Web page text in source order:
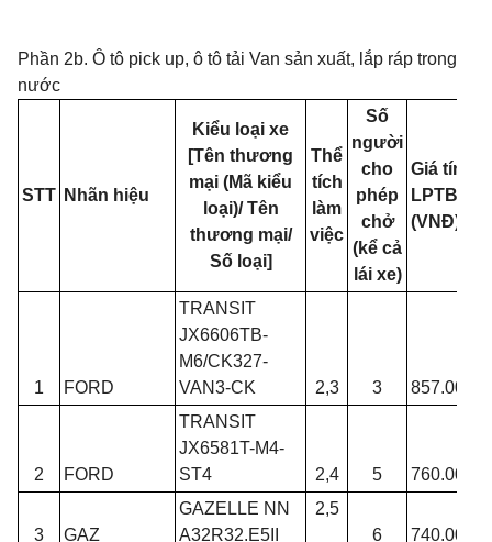
Phần 2b. Ô tô pick up, ô tô tải Van sản xuất, lắp ráp trong
nước
STT Nhãn hiệu
Kiểu loại xe
[Tên thương
mại (Mã kiểu
loại)/ Tên
thương mại/
Số loại]
Thể
tích
làm
việc
Số
người
cho
phép
chở
(kể cả
lái xe)
Giá tính
LPTB
(VNĐ)
1 FORD
TRANSIT
JX6606TB-
M6/CK327-
VAN3-CK
2,3 3
2 FORD
TRANSIT
JX6581T-M4-
ST4
2,4 5
3 GAZ
GAZELLE NN
A32R32.E5II
2,5
6